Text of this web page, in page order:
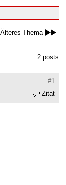
Älteres Thema
2 posts
#1
Zitat